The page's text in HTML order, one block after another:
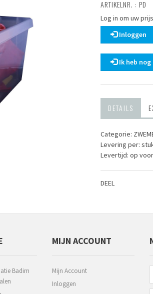
ARTIKELNR. : PD
Log in om uw
Inloggen
Ik heb nog
DETAILS
Categorie:
Levering per:
Levertijd: op
DEEL
Badim
MIJN ACCOUNT
Mijn Account
Inloggen